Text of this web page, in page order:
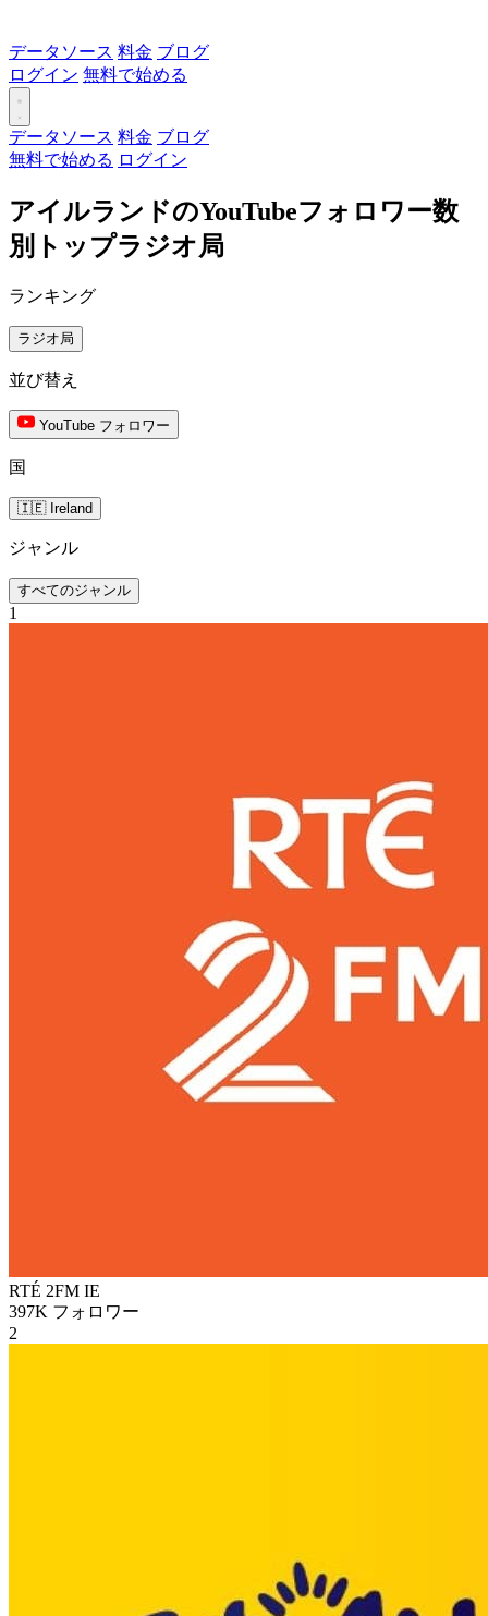
データソース 料金 ブログ
ログイン 無料で始める
データソース 料金 ブログ
無料で始める ログイン
アイルランドのYouTubeフォロワー数
別トップラジオ局
ランキング
ラジオ局
並び替え
YouTube フォロワー
国
🇮🇪 Ireland
ジャンル
すべてのジャンル
1
RTÉ 2FM IE
397K フォロワー
2